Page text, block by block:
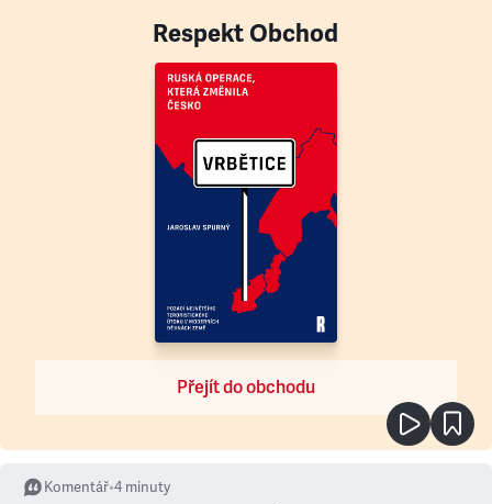
Respekt Obchod
Přejít do obchodu
Komentář•4 minuty